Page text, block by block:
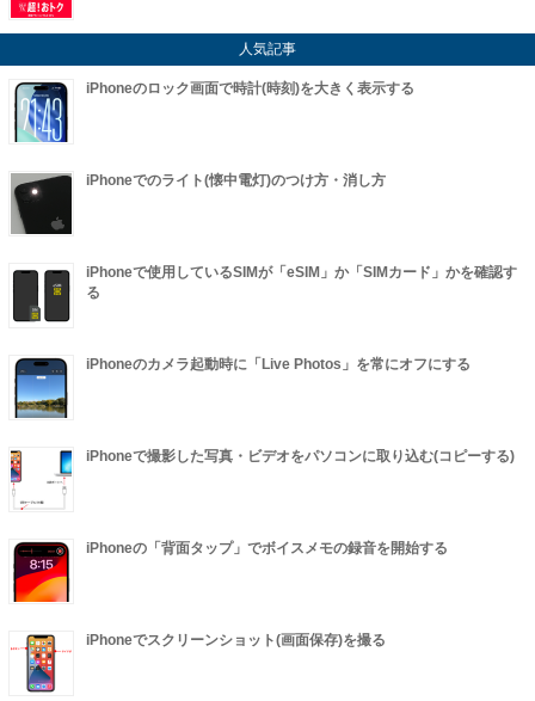
人気記事
iPhoneのロック画面で時計(時刻)を大きく表示する
iPhoneでのライト(懐中電灯)のつけ方・消し方
iPhoneで使用しているSIMが「eSIM」か「SIMカード」かを確認す
る
iPhoneのカメラ起動時に「Live Photos」を常にオフにする
iPhoneで撮影した写真・ビデオをパソコンに取り込む(コピーする)
iPhoneの「背面タップ」でボイスメモの録音を開始する
iPhoneでスクリーンショット(画面保存)を撮る